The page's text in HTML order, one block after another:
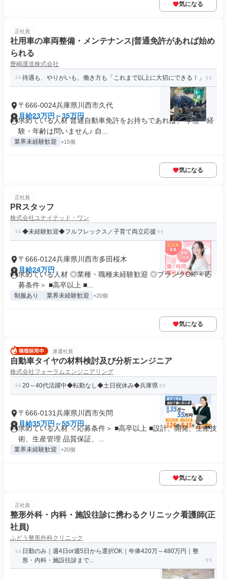
気になる
正社員
社用車の車両整備・メンテナンス|普通免許があれば始め
られる
豊嶋運送株式会社
待遇も、やりがいも、働き方も「これまで以上に大切にできる！」
〒666-0024兵庫県川西市久代
月給23万円～35万円
求めている人材 普通自動車免許をお持ちであれば、 学歴・経
験・年齢は問いません♪ 自...
業界未経験歓迎 +15個
気になる
正社員
PRスタッフ
株式会社ユナイテッド・ワン
◆未経験歓迎◆フルフレックス／子育て両立応援
〒666-0124兵庫県川西市多田桜木
月給24万円
求めている人材 ◎業種・職種未経験歓迎 ◎ブランクOK ＜応
募条件＞ ■高卒以上 ■...
制服あり 業界未経験歓迎 +20個
気になる
派遣社員
自動車タイヤの材料検討及び分析エンジニア
株式会社フォーラムエンジニアリング
20～40代活躍中◆転勤なし◆土日祝休み◆兵庫県
〒666-0131兵庫県川西市矢問
月給35万円～55万円
求めている人材 ＜応募条件＞ ■高卒以上 ■設計、開発、生産技
術、生産管理 品質保証、...
業界未経験歓迎 +20個
気になる
正社員
整形外科・内科・施設往診に携わるクリニック看護師(正
社員)
ふどう整形外科クリニック
日勤のみ｜週4日or週5日から選択OK｜年俸420万～480万円｜整
形・内科・施設往診まで...